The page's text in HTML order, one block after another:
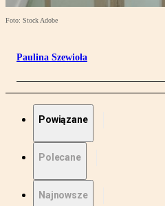
Foto: Stock Adobe
Paulina Szewioła
Powiązane
Polecane
Najnowsze